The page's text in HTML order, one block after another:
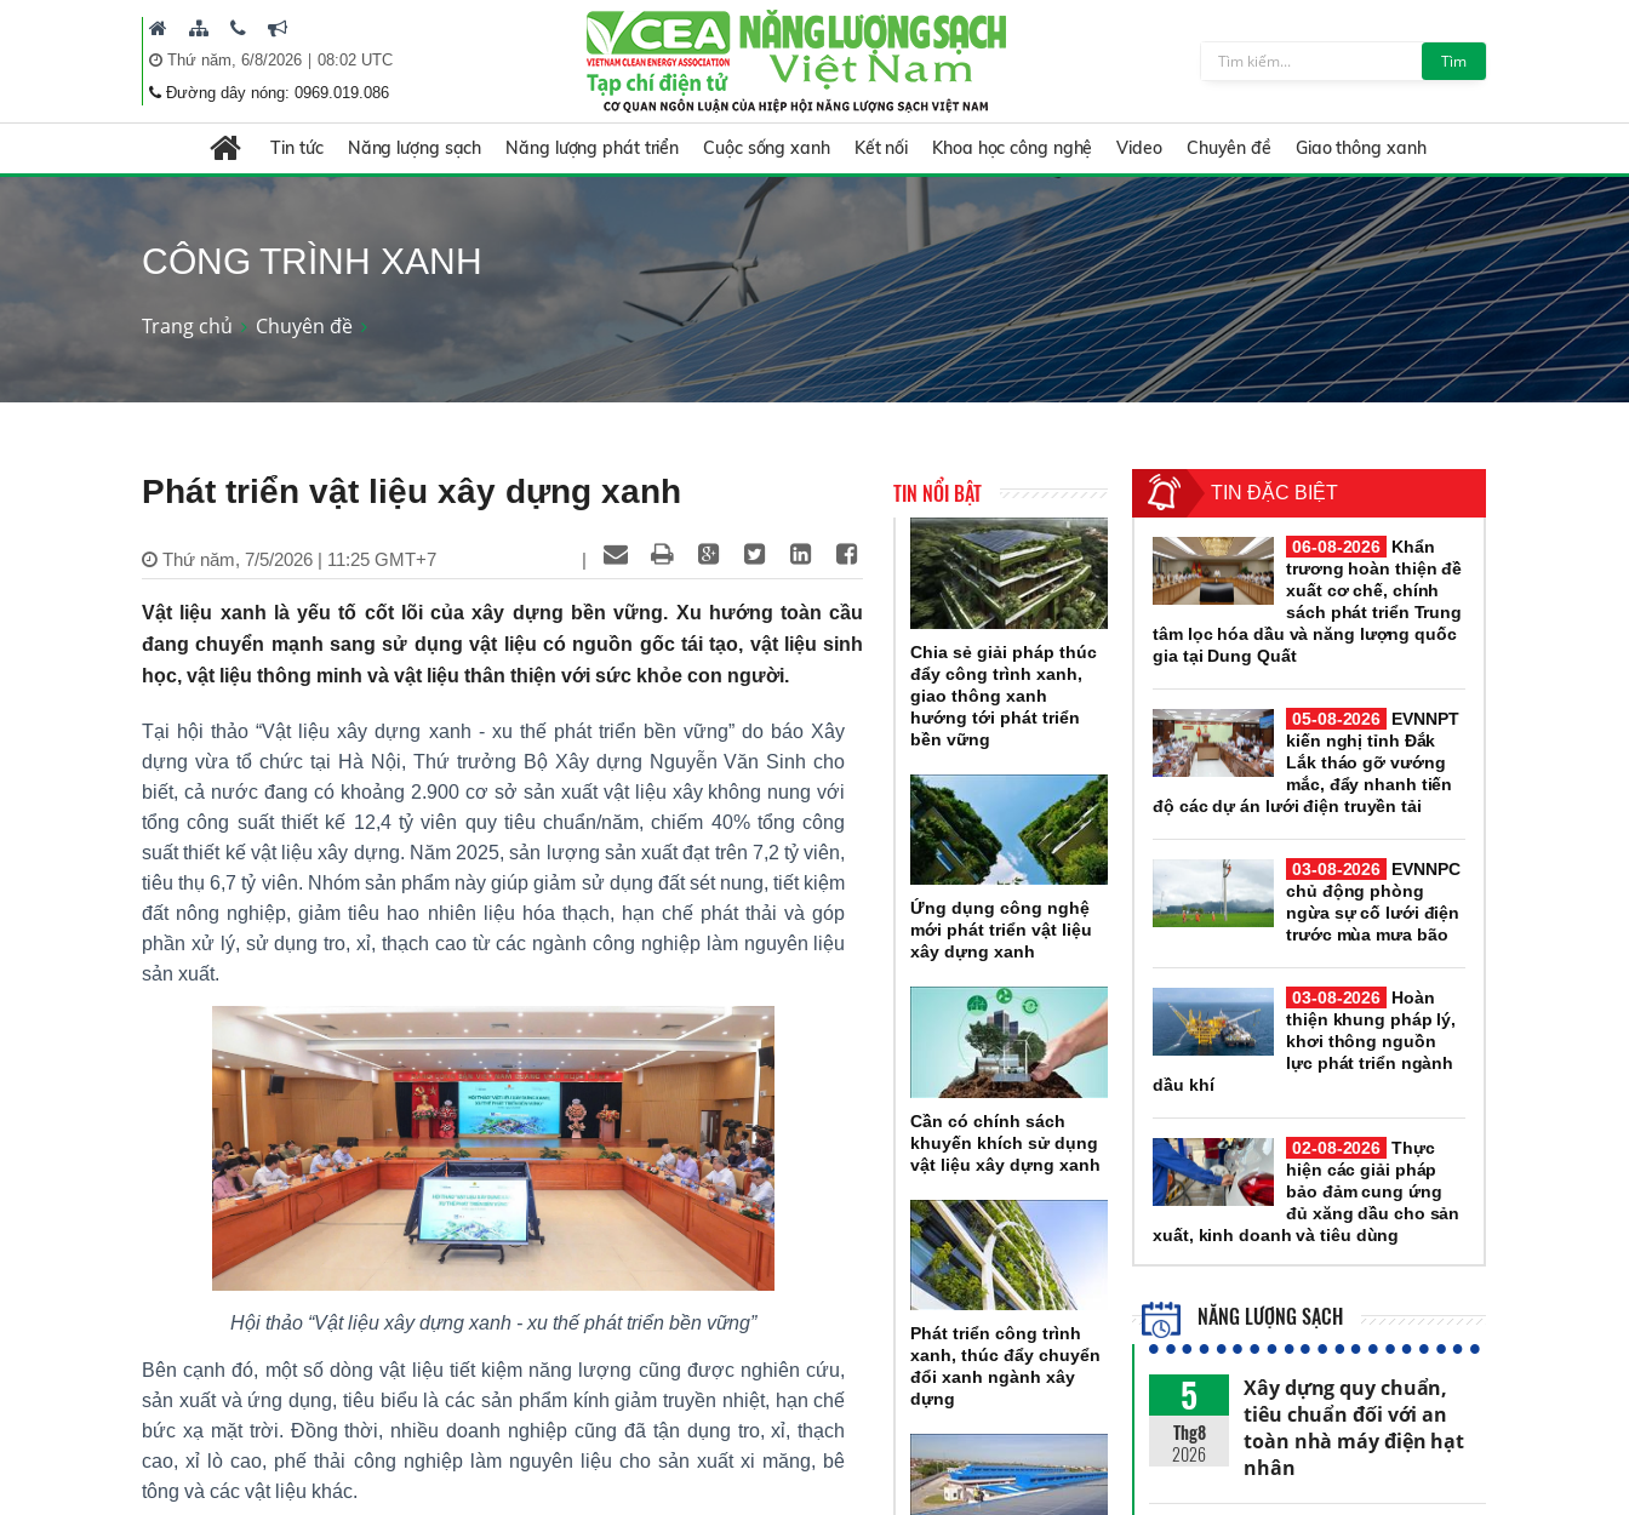
Thứ năm, 6/8/2026| 08:02 UTC
Đường dây nóng: 0969.019.086
Tìm
Tin tức Năng lượng sạch Năng lượng phát triển Cuộc sống xanh Kết nối Khoa học công nghệ Video Chuyên đề Giao thông xanh
CÔNG TRÌNH XANH
Trang chủ Chuyên đề
Phát triển vật liệu xây dựng xanh
Thứ năm, 7/5/2026 | 11:25 GMT+7 |
Vật liệu xanh là yếu tố cốt lõi của xây dựng bền vững. Xu hướng toàn cầu
đang chuyển mạnh sang sử dụng vật liệu có nguồn gốc tái tạo, vật liệu sinh
học, vật liệu thông minh và vật liệu thân thiện với sức khỏe con người.
Tại hội thảo “Vật liệu xây dựng xanh - xu thế phát triển bền vững” do báo Xây
dựng vừa tổ chức tại Hà Nội, Thứ trưởng Bộ Xây dựng Nguyễn Văn Sinh cho
biết, cả nước đang có khoảng 2.900 cơ sở sản xuất vật liệu xây không nung với
tổng công suất thiết kế 12,4 tỷ viên quy tiêu chuẩn/năm, chiếm 40% tổng công
suất thiết kế vật liệu xây dựng. Năm 2025, sản lượng sản xuất đạt trên 7,2 tỷ viên,
tiêu thụ 6,7 tỷ viên. Nhóm sản phẩm này giúp giảm sử dụng đất sét nung, tiết kiệm
đất nông nghiệp, giảm tiêu hao nhiên liệu hóa thạch, hạn chế phát thải và góp
phần xử lý, sử dụng tro, xỉ, thạch cao từ các ngành công nghiệp làm nguyên liệu
sản xuất.
Hội thảo “Vật liệu xây dựng xanh - xu thế phát triển bền vững”
Bên cạnh đó, một số dòng vật liệu tiết kiệm năng lượng cũng được nghiên cứu,
sản xuất và ứng dụng, tiêu biểu là các sản phẩm kính giảm truyền nhiệt, hạn chế
bức xạ mặt trời. Đồng thời, nhiều doanh nghiệp cũng đã tận dụng tro, xỉ, thạch
cao, xỉ lò cao, phế thải công nghiệp làm nguyên liệu cho sản xuất xi măng, bê
tông và các vật liệu khác.
TIN NỔI BẬT
Chia sẻ giải pháp thúc
đẩy công trình xanh,
giao thông xanh
hướng tới phát triển
bền vững
Ứng dụng công nghệ
mới phát triển vật liệu
xây dựng xanh
Cần có chính sách
khuyến khích sử dụng
vật liệu xây dựng xanh
Phát triển công trình
xanh, thúc đẩy chuyển
đổi xanh ngành xây
dựng
TIN ĐẶC BIỆT
06-08-2026
Khẩn
trương hoàn thiện đề
xuất cơ chế, chính
sách phát triển Trung
tâm lọc hóa dầu và năng lượng quốc
gia tại Dung Quất
05-08-2026
EVNNPT
kiến nghị tỉnh Đắk
Lắk tháo gỡ vướng
mắc, đẩy nhanh tiến
độ các dự án lưới điện truyền tải
03-08-2026
EVNNPC
chủ động phòng
ngừa sự cố lưới điện
trước mùa mưa bão
03-08-2026
Hoàn
thiện khung pháp lý,
khơi thông nguồn
lực phát triển ngành
dầu khí
02-08-2026 Thực
hiện các giải pháp
bảo đảm cung ứng
đủ xăng dầu cho sản
xuất, kinh doanh và tiêu dùng
NĂNG LƯỢNG SẠCH
5
Thg8
2026
Xây dựng quy chuẩn,
tiêu chuẩn đối với an
toàn nhà máy điện hạt
nhân